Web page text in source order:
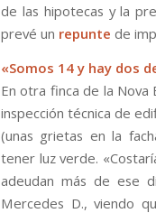
de las hipotecas y la
prevé un repunte de
«Somos 14 y hay dos
En otra finca de la Nova
inspección técnica de
(unas grietas en la
tener luz verde.
adeudan más de ese
Mercedes D., viendo